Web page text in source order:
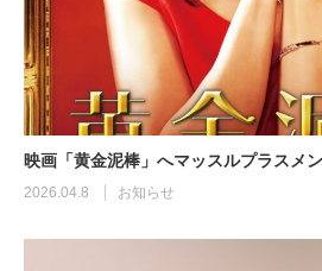
映画「黄金泥棒」へマッスルプラスメ
2026.04.8 お知らせ